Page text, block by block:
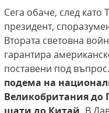
Сега обаче, след
президент,
Втората световна
гарантира
поставени под въпрос.
подема на
Великобритания до